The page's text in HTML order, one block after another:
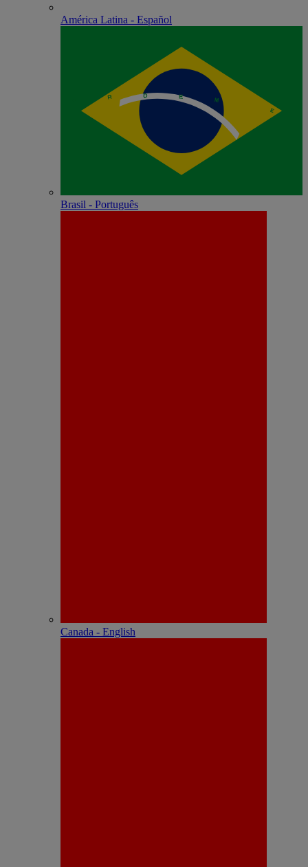
América Latina - Español
Brasil - Português
Canada - English